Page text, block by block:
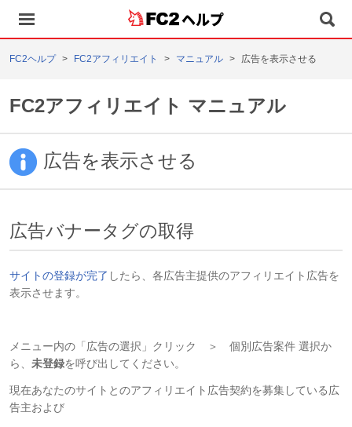
ヘルプ
FC2ヘルプ FC2アフィリエイト マニュアル 広告を表示させる
FC2アフィリエイト マニュアル
広告を表示させる
広告バナータグの取得
サイトの登録が完了 したら、各広告主提供のアフィリエイト広告を
表示させます。
メニュー内の「広告の選択」クリック ＞ 個別広告案件 選択か
ら、 未登録を呼び出してください。
現在あなたのサイトとのアフィリエイト広告契約を募集している広
告主および